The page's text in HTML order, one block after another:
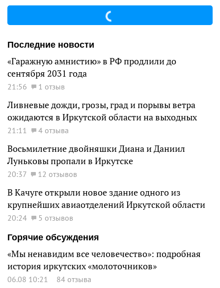
Последние новости
«Гаражную амнистию» в РФ продлили до
сентября 2031 года
21:56 1 отзыв
Ливневые дожди, грозы, град и порывы ветра
ожидаются в Иркутской области на выходных
21:11 4 отзыва
Восьмилетние двойняшки Диана и Даниил
Луньковы пропали в Иркутске
20:37 12 отзывов
В Качуге открыли новое здание одного из
крупнейших авиаотделений Иркутской области
20:24
5 отзывов
Горячие обсуждения
«Мы ненавидим все человечество»: подробная
история иркутских «молоточников»
06.08 10:21 84 отзыва